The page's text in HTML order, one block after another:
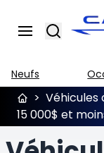
Search
Neufs
> Véhicules
15 000$ et